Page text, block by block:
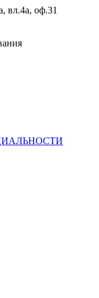
вл.4а, оф.31